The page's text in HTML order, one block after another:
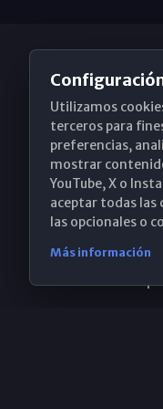
Santa
(+34)
Utilizamos
terceros para
preferencias,
mostrar
YouTube, X o
aceptar todas las
las opcionales o
Más información